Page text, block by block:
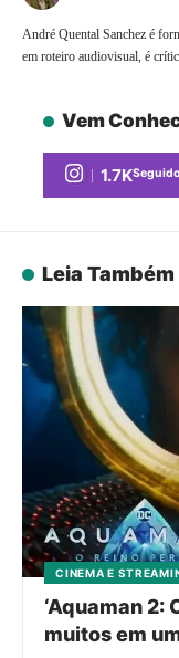
André Quental Sanchez é
em roteiro audiovisual, é
Vem
1.7K
Leia
CINEMA E
‘Aquaman 2:
muitos em